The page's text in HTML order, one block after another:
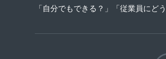
「自分でもできる？」「従業員にど